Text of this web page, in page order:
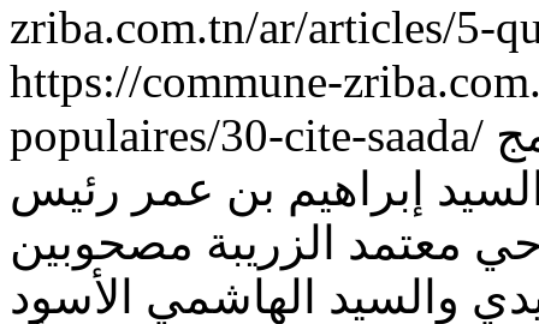
zriba.com.tn/ar/articles/5-
https://commune-
populaires/30-cite-saada/
إبراهيم بن عمر رئيس
معتمد الزريبة مصحوبين
والسيد الهاشمي الأسود